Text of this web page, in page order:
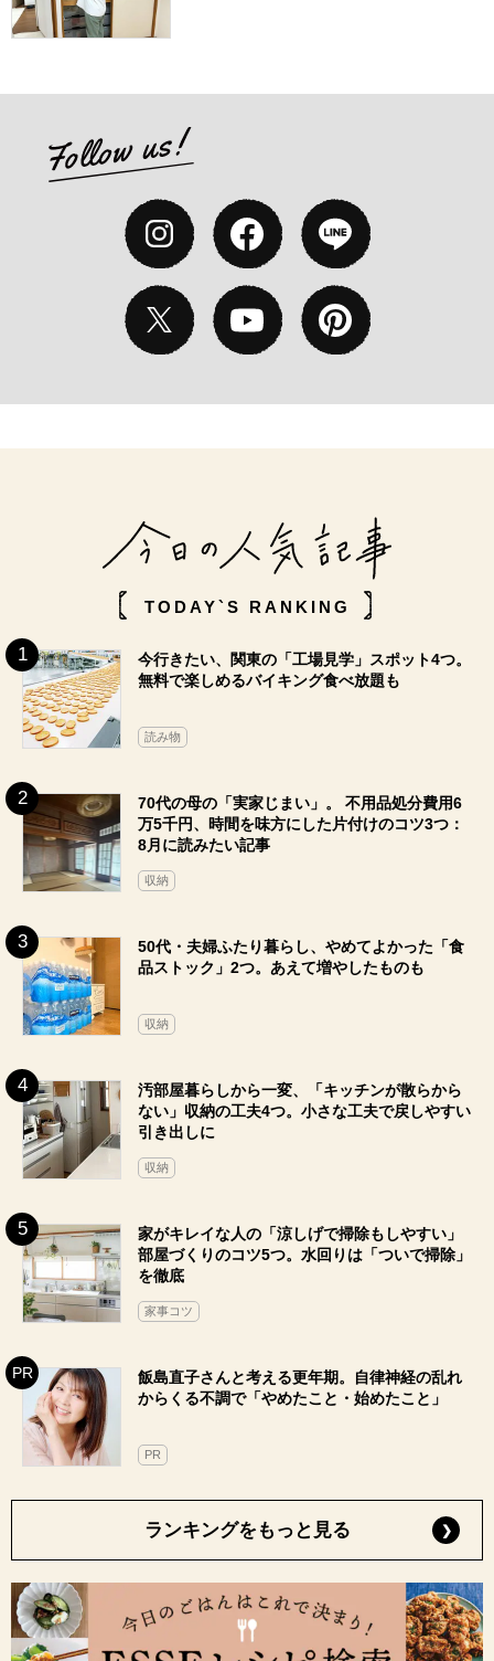
TODAY`S RANKING
今行きたい、関東の「工場見学」スポット4つ。
無料で楽しめるバイキング食べ放題も
読み物
70代の母の「実家じまい」。 不用品処分費用6
万5千円、時間を味方にした片付けのコツ3つ：
8月に読みたい記事
収納
50代・夫婦ふたり暮らし、やめてよかった「食
品ストック」2つ。あえて増やしたものも
収納
汚部屋暮らしから一変、「キッチンが散らから
ない」収納の工夫4つ。小さな工夫で戻しやすい
引き出しに
収納
家がキレイな人の「涼しげで掃除もしやすい」
部屋づくりのコツ5つ。水回りは「ついで掃除」
を徹底
家事コツ
飯島直子さんと考える更年期。自律神経の乱れ
からくる不調で「やめたこと・始めたこと」
PR
ランキングをもっと見る